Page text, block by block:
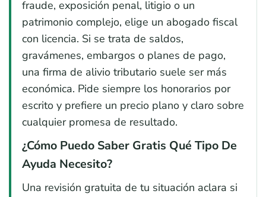
fraude, exposición penal, litigio o un
patrimonio complejo, elige un abogado fiscal
con licencia. Si se trata de saldos,
gravámenes, embargos o planes de pago,
una firma de alivio tributario suele ser más
económica. Pide siempre los honorarios por
escrito y prefiere un precio plano y claro sobre
cualquier promesa de resultado.
¿Cómo Puedo Saber Gratis Qué Tipo De
Ayuda Necesito?
Una revisión gratuita de tu situación aclara si